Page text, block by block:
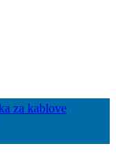
za kablove